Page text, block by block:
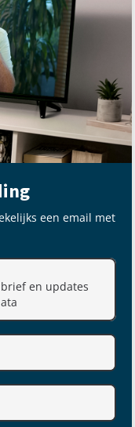
een email met
en updates